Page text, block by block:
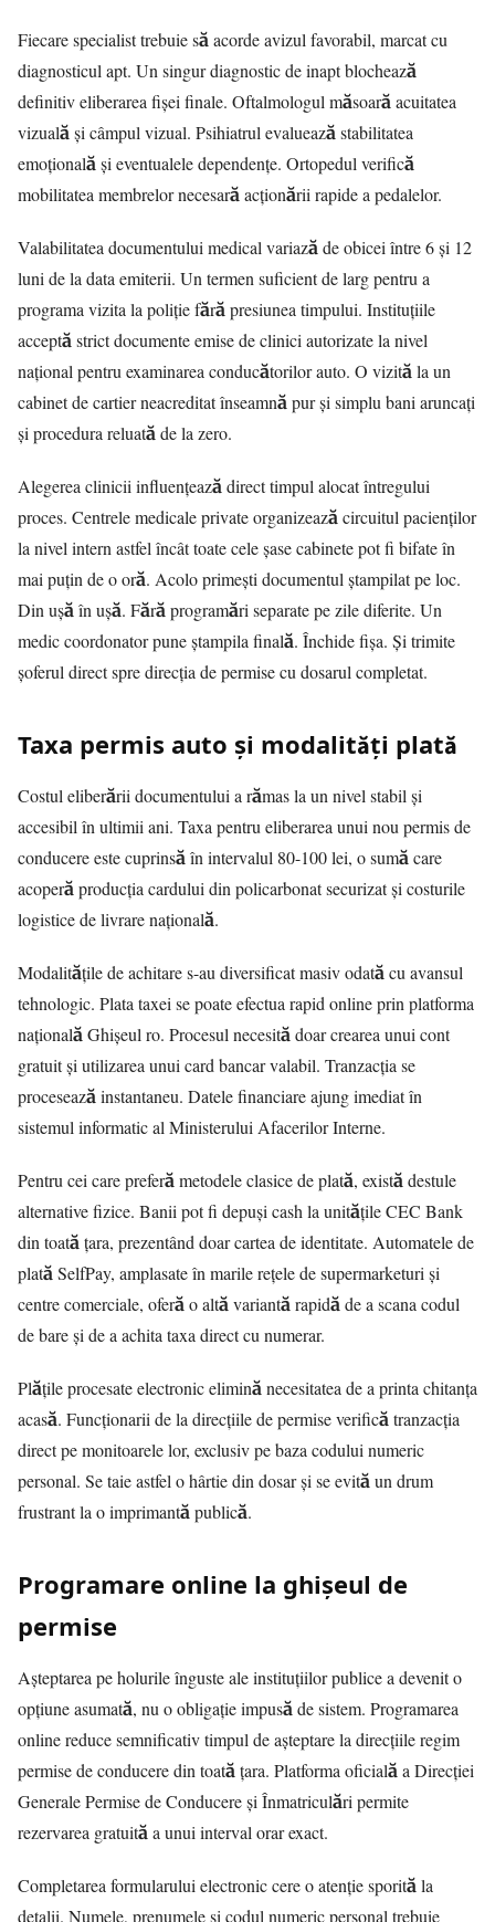
Fiecare specialist trebuie să acorde avizul favorabil, marcat cu
diagnosticul apt. Un singur diagnostic de inapt blochează
definitiv eliberarea fișei finale. Oftalmologul măsoară acuitatea
vizuală și câmpul vizual. Psihiatrul evaluează stabilitatea
emoțională și eventualele dependențe. Ortopedul verifică
mobilitatea membrelor necesară acționării rapide a pedalelor.
Valabilitatea documentului medical variază de obicei între 6 și 12
luni de la data emiterii. Un termen suficient de larg pentru a
programa vizita la poliție fără presiunea timpului. Instituțiile
acceptă strict documente emise de clinici autorizate la nivel
național pentru examinarea conducătorilor auto. O vizită la un
cabinet de cartier neacreditat înseamnă pur și simplu bani aruncați
și procedura reluată de la zero.
Alegerea clinicii influențează direct timpul alocat întregului
proces. Centrele medicale private organizează circuitul pacienților
la nivel intern astfel încât toate cele șase cabinete pot fi bifate în
mai puțin de o oră. Acolo primești documentul ștampilat pe loc.
Din ușă în ușă. Fără programări separate pe zile diferite. Un
medic coordonator pune ștampila finală. Închide fișa. Și trimite
șoferul direct spre direcția de permise cu dosarul completat.
Taxa permis auto și modalități plată
Costul eliberării documentului a rămas la un nivel stabil și
accesibil în ultimii ani. Taxa pentru eliberarea unui nou permis de
conducere este cuprinsă în intervalul 80-100 lei, o sumă care
acoperă producția cardului din policarbonat securizat și costurile
logistice de livrare națională.
Modalitățile de achitare s-au diversificat masiv odată cu avansul
tehnologic. Plata taxei se poate efectua rapid online prin platforma
națională Ghișeul ro. Procesul necesită doar crearea unui cont
gratuit și utilizarea unui card bancar valabil. Tranzacția se
procesează instantaneu. Datele financiare ajung imediat în
sistemul informatic al Ministerului Afacerilor Interne.
Pentru cei care preferă metodele clasice de plată, există destule
alternative fizice. Banii pot fi depuși cash la unitățile CEC Bank
din toată țara, prezentând doar cartea de identitate. Automatele de
plată SelfPay, amplasate în marile rețele de supermarketuri și
centre comerciale, oferă o altă variantă rapidă de a scana codul
de bare și de a achita taxa direct cu numerar.
Plățile procesate electronic elimină necesitatea de a printa chitanța
acasă. Funcționarii de la direcțiile de permise verifică tranzacția
direct pe monitoarele lor, exclusiv pe baza codului numeric
personal. Se taie astfel o hârtie din dosar și se evită un drum
frustrant la o imprimantă publică.
Programare online la ghișeul de
permise
Așteptarea pe holurile înguste ale instituțiilor publice a devenit o
opțiune asumată, nu o obligație impusă de sistem. Programarea
online reduce semnificativ timpul de așteptare la direcțiile regim
permise de conducere din toată țara. Platforma oficială a Direcției
Generale Permise de Conducere și Înmatriculări permite
rezervarea gratuită a unui interval orar exact.
Completarea formularului electronic cere o atenție sporită la
detalii. Numele, prenumele și codul numeric personal trebuie